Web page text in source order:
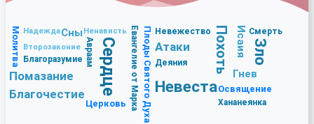
Молитва НадеждаСныНенависть Евангелие от МаркаПлоды Святого Духа Невежество Похоть
Второзаконие Исаия Смерть
Авраам
Церковь Хананеянка
Освящение
Гнев
Благочестие Невеста
Помазание
Деяния Зло
Атаки
Благоразумие Сердце